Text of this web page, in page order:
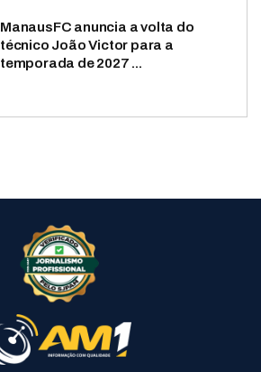
ManausFC anuncia a volta do
técnico João Victor para a
temporada de 2027 ...